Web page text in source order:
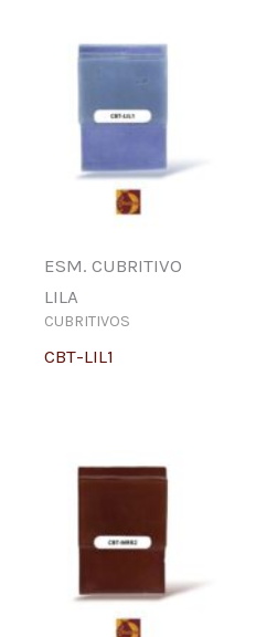
ESM. CUBRITIVO
LILA
CUBRITIVOS
CBT-LIL1